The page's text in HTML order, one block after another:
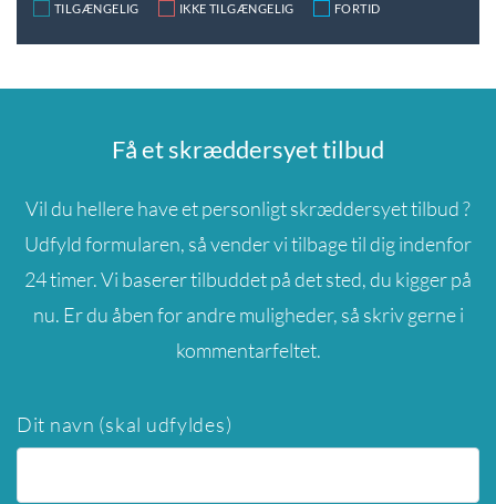
TILGÆNGELIG IKKE TILGÆNGELIG FORTID
Få et skræddersyet tilbud
Vil du hellere have et personligt skræddersyet tilbud ?
Udfyld formularen, så vender vi tilbage til dig indenfor
24 timer. Vi baserer tilbuddet på det sted, du kigger på
nu. Er du åben for andre muligheder, så skriv gerne i
kommentarfeltet.
Dit navn (skal udfyldes)